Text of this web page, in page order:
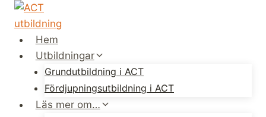
Skip
content Hem
Utbildningar
Grundutbildning i ACT
Fördjupningsutbildning i ACT
Läs mer om…